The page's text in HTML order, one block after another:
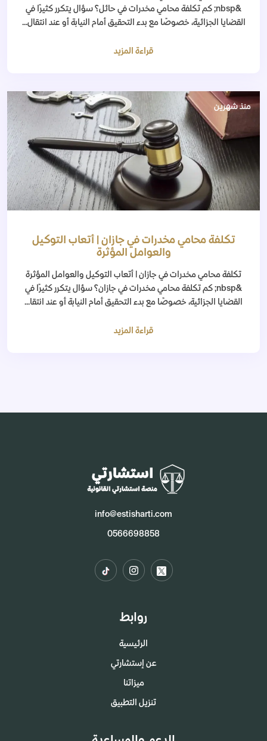
&nbsp; كم تكلفة محامي مخدرات في حائل؟ سؤال يتكرر كثيرًا في
القضايا الجزائية، خصوصًا مع بدء التحقيق أمام النيابة أو عند انتقال...
قراءة المزيد
منذ شهرين
تكلفة محامي مخدرات في جازان | أتعاب التوكيل
والعوامل المؤثرة
تكلفة محامي مخدرات في جازان | أتعاب التوكيل والعوامل المؤثرة
&nbsp; كم تكلفة محامي مخدرات في جازان؟ سؤال يتكرر كثيرًا في
القضايا الجزائية، خصوصًا مع بدء التحقيق أمام النيابة أو عند انتقا...
قراءة المزيد
info@estisharti.com
0566698858
روابط
الرئيسية
عن إستشارتي
ميزاتنا
تنزيل التطبيق